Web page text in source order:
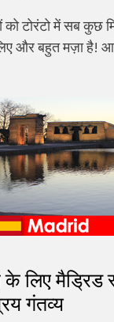
को टोरंटो में सब कुछ
और बहुत मज़ा है!
के लिए मैड्रिड
गंतव्य